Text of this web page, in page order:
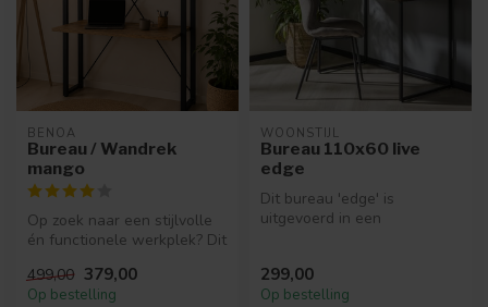
BENOA
Bureau / Wandrek
mango
Op zoek naar een stijlvolle
én functionele werkplek? Dit
499,00 379,00
Op bestelling
WOONSTIJL
Bureau 110x60 live
edge
Dit bureau 'edge' is
uitgevoerd in een
299,00
Op bestelling